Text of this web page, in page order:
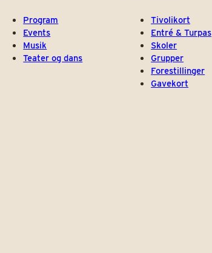
Program
Events
Musik
Teater og dans
Tivolikort
Entré & Turpas
Skoler
Grupper
Forestillinger
Gavekort